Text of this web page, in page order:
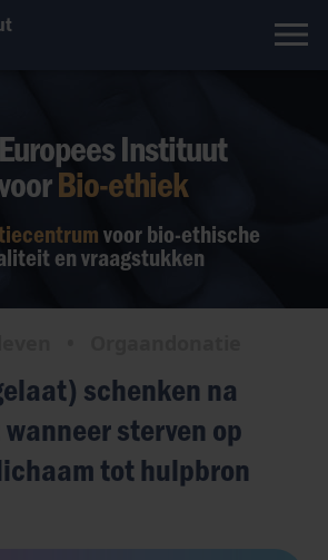
Europees Instituut
Bio-ethiek
voor bio-ethische
en vraagstukken
schenken na
sterven op
tot hulpbron